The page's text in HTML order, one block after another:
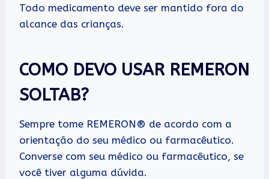
Todo medicamento deve ser mantido fora do
alcance das crianças.
COMO DEVO USAR REMERON
SOLTAB?
Sempre tome REMERON® de acordo com a
orientação do seu médico ou farmacêutico.
Converse com seu médico ou farmacêutico, se
você tiver alguma dúvida.